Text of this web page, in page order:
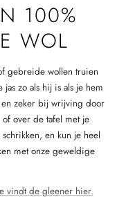
100%
WOL
gebreide wollen truien
zo als hij is als je hem
zeker bij wrijving door
over de tafel met je
en kun je heel
met onze geweldige
vindt de gleener hier.